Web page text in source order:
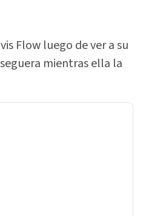
Flow luego de ver a su
mientras ella la